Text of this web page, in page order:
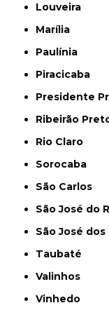
Louveira
Marília
Paulínia
Piracicaba
Presidente
Ribeirão
Rio Claro
Sorocaba
São Carlos
São José do
São José
Taubaté
Valinhos
Vinhedo